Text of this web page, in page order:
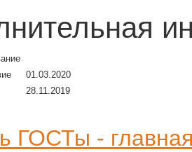
01.03.2020
28.11.2019
ГОСТы -